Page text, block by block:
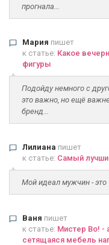
прогнала...
Мария пишет
к статье: Какое
фигуры
Подойду немного с
это важно, но ещё
бренд...
Лилиана пишет
к статье: Самый
Мой идеал мужчин - это
Ваня пишет
к статье: Мистер Во! -
сетящаяся мебель